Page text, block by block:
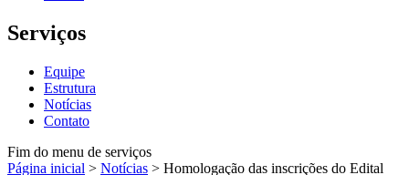
Serviços
Equipe
Estrutura
Notícias
Contato
Fim do menu de serviços
Página inicial > Notícias > Homologação das inscrições do Edital